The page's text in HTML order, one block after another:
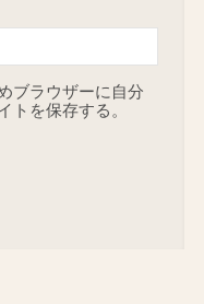
ブラウザーに自分
トを保存する。